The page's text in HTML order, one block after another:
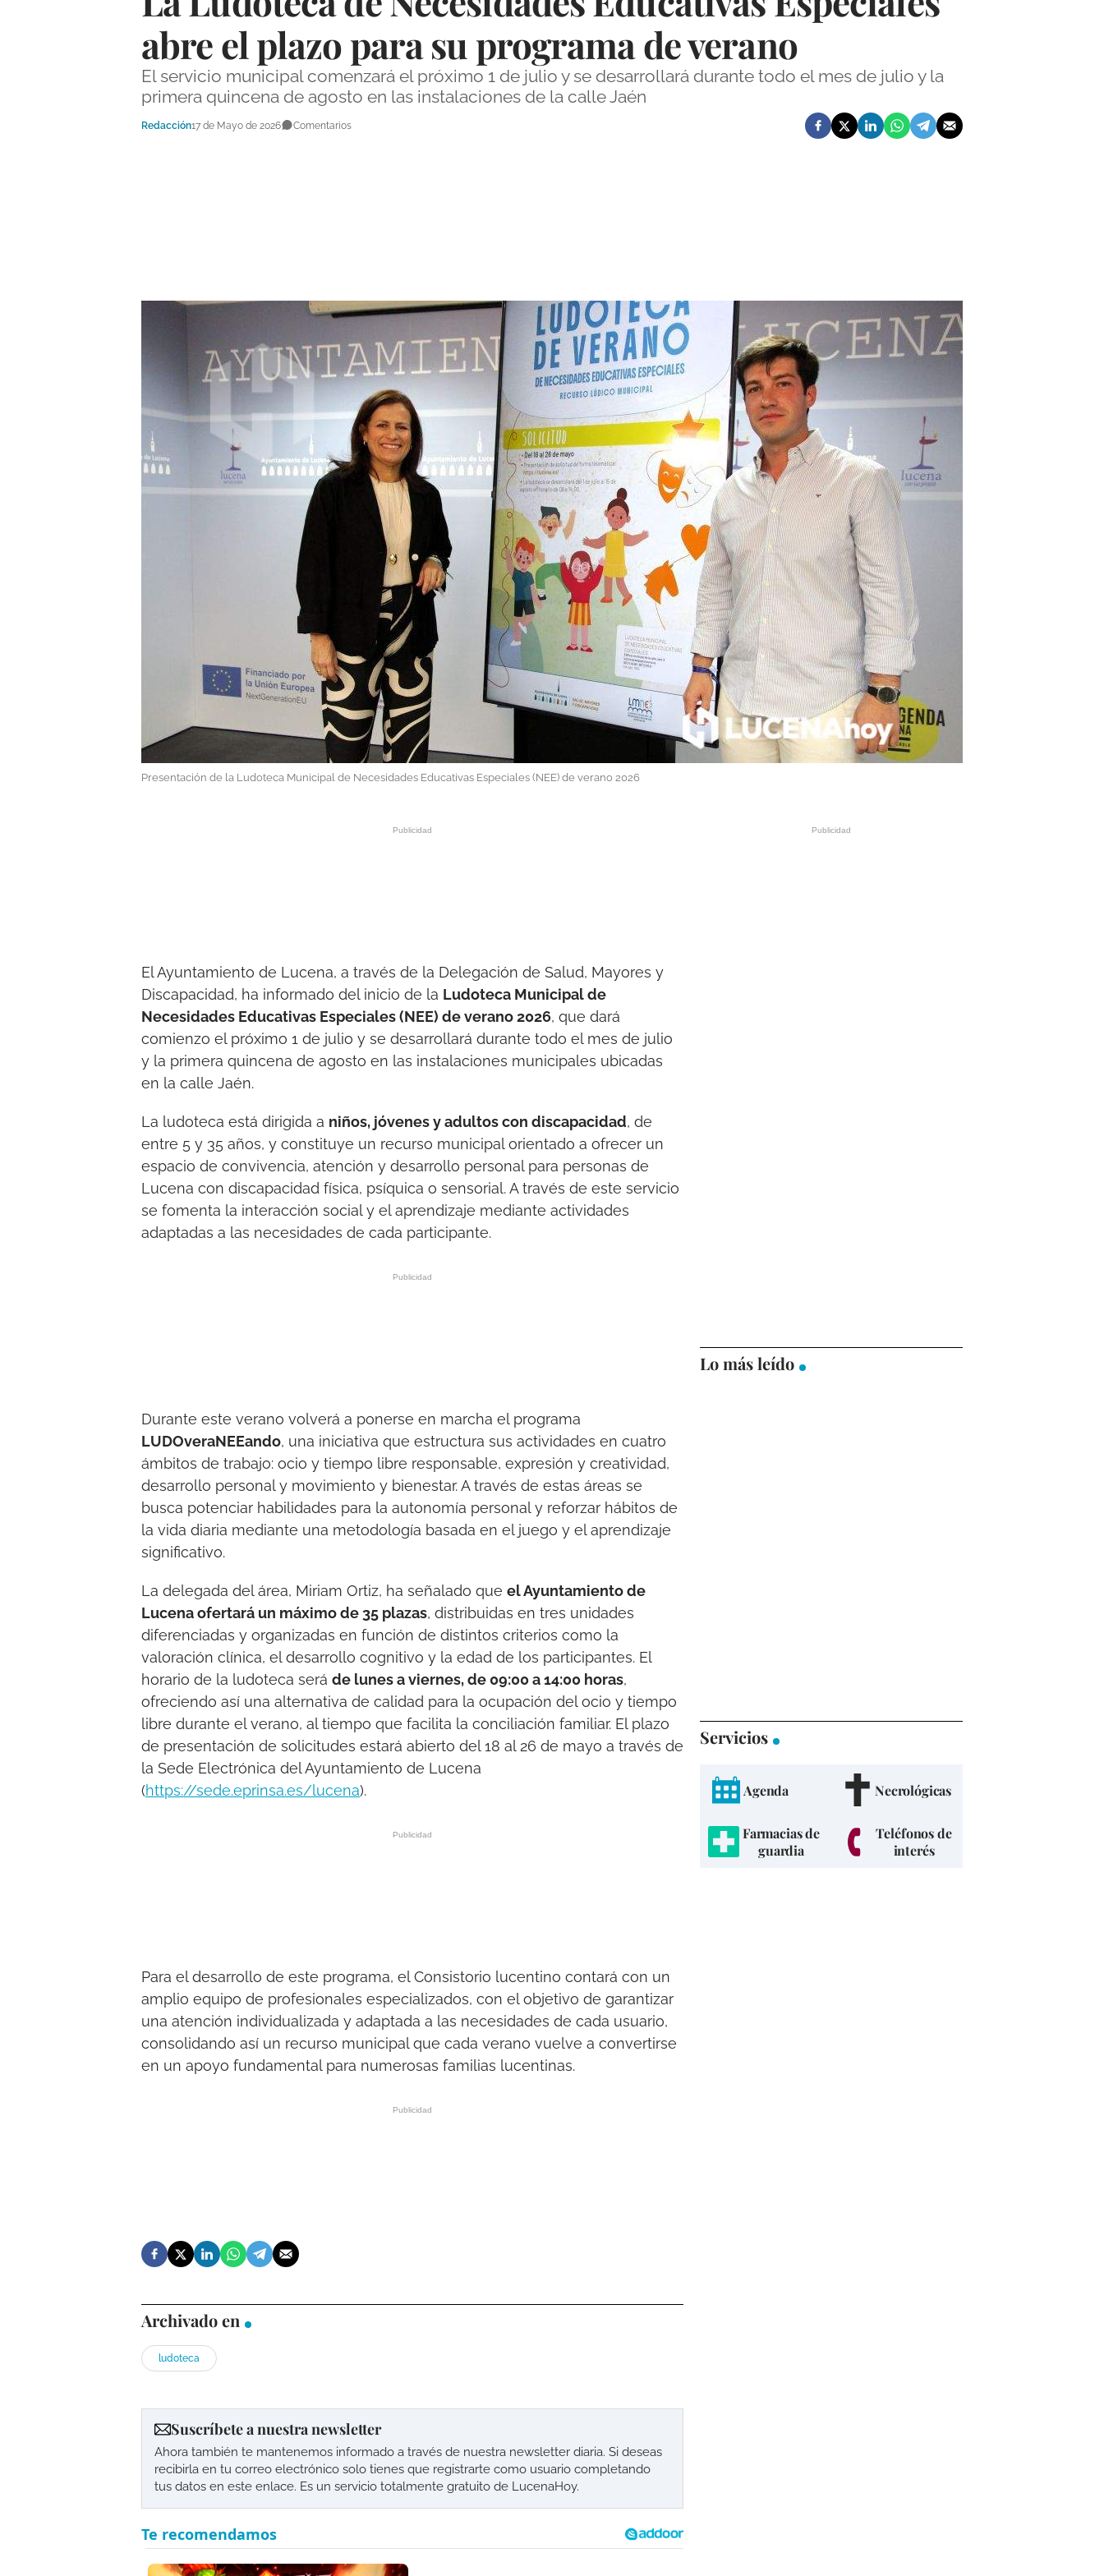
abre el plazo para su programa de verano
El servicio municipal comenzará el próximo 1 de julio y se desarrollará durante todo el mes de julio y la
primera quincena de agosto en las instalaciones de la calle Jaén
Redacción17 de Mayo de 2026 Comentarios
Presentación de la Ludoteca Municipal de Necesidades Educativas Especiales (NEE) de verano 2026
El Ayuntamiento de Lucena, a través de la Delegación de Salud, Mayores y
Discapacidad, ha informado del inicio de la Ludoteca Municipal de
Necesidades Educativas Especiales (NEE) de verano 2026, que dará
comienzo el próximo 1 de julio y se desarrollará durante todo el mes de julio
y la primera quincena de agosto en las instalaciones municipales ubicadas
en la calle Jaén.
La ludoteca está dirigida a niños, jóvenes y adultos con discapacidad, de
entre 5 y 35 años, y constituye un recurso municipal orientado a ofrecer un
espacio de convivencia, atención y desarrollo personal para personas de
Lucena con discapacidad física, psíquica o sensorial. A través de este servicio
se fomenta la interacción social y el aprendizaje mediante actividades
adaptadas a las necesidades de cada participante.
Durante este verano volverá a ponerse en marcha el programa
LUDOveraNEEando, una iniciativa que estructura sus actividades en cuatro
ámbitos de trabajo: ocio y tiempo libre responsable, expresión y creatividad,
desarrollo personal y movimiento y bienestar. A través de estas áreas se
busca potenciar habilidades para la autonomía personal y reforzar hábitos de
la vida diaria mediante una metodología basada en el juego y el aprendizaje
significativo.
La delegada del área, Miriam Ortiz, ha señalado que el Ayuntamiento de
Lucena ofertará un máximo de 35 plazas, distribuidas en tres unidades
diferenciadas y organizadas en función de distintos criterios como la
valoración clínica, el desarrollo cognitivo y la edad de los participantes. El
horario de la ludoteca será de lunes a viernes, de 09:00 a 14:00 horas,
ofreciendo así una alternativa de calidad para la ocupación del ocio y tiempo
libre durante el verano, al tiempo que facilita la conciliación familiar. El plazo
de presentación de solicitudes estará abierto del 18 al 26 de mayo a través de
la Sede Electrónica del Ayuntamiento de Lucena
(https://sede.eprinsa.es/lucena).
Para el desarrollo de este programa, el Consistorio lucentino contará con un
amplio equipo de profesionales especializados, con el objetivo de garantizar
una atención individualizada y adaptada a las necesidades de cada usuario,
consolidando así un recurso municipal que cada verano vuelve a convertirse
en un apoyo fundamental para numerosas familias lucentinas.
Archivado en
ludoteca
Suscríbete a nuestra newsletter
Ahora también te mantenemos informado a través de nuestra newsletter diaria. Si deseas
recibirla en tu correo electrónico solo tienes que registrarte como usuario completando
tus datos en este enlace. Es un servicio totalmente gratuito de LucenaHoy.
Lo más leído
Servicios
Agenda Necrológicas
Farmacias de
guardia
Teléfonos de
interés